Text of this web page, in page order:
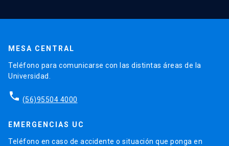
MESA CENTRAL
Teléfono para comunicarse con las distintas áreas de la
Universidad.
phone (56)95504 4000
EMERGENCIAS UC
Teléfono en caso de accidente o situación que ponga en